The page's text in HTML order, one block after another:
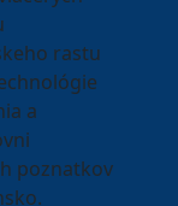
rastu
a
poznatkov